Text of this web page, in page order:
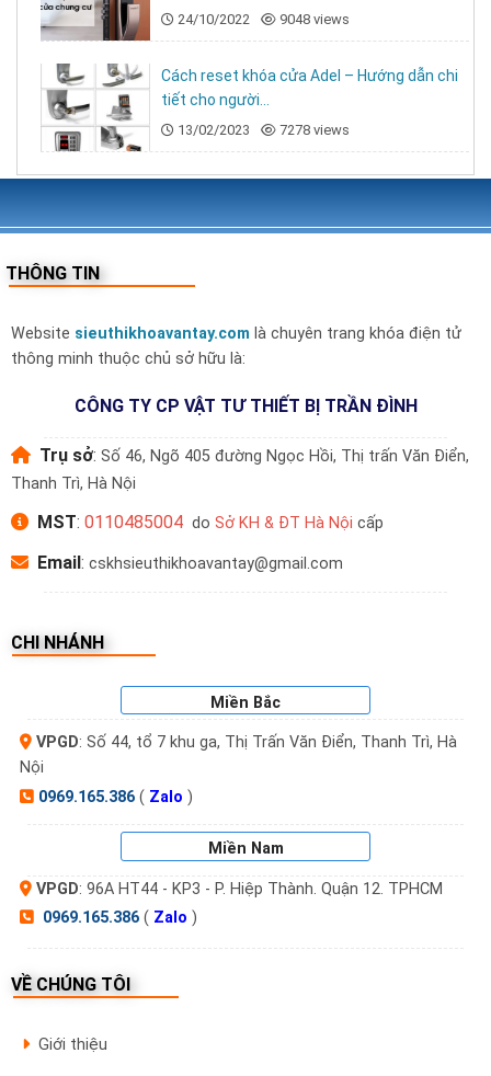
24/10/2022 9048 views
Cách reset khóa cửa Adel – Hướng dẫn chi
tiết cho người...
13/02/2023 7278 views
THÔNG TIN
Website sieuthikhoavantay.com là chuyên trang khóa điện tử
thông minh thuộc chủ sở hữu là:
CÔNG TY CP VẬT TƯ THIẾT BỊ TRẦN ĐÌNH
Trụ sở: Số 46, Ngõ 405 đường Ngọc Hồi, Thị trấn Văn Điển,
Thanh Trì, Hà Nội
MST: 0110485004do Sở KH & ĐT Hà Nội cấp
Email : cskhsieuthikhoavantay@gmail.com
CHI NHÁNH
Miền Bắc
VPGD: Số 44, tổ 7 khu ga, Thị Trấn Văn Điển, Thanh Trì, Hà
Nội
0969.165.386( Zalo )
Miền Nam
VPGD: 96A HT44 - KP3 - P. Hiệp Thành. Quận 12. TPHCM
0969.165.386( Zalo )
VỀ CHÚNG TÔI
Giới thiệu